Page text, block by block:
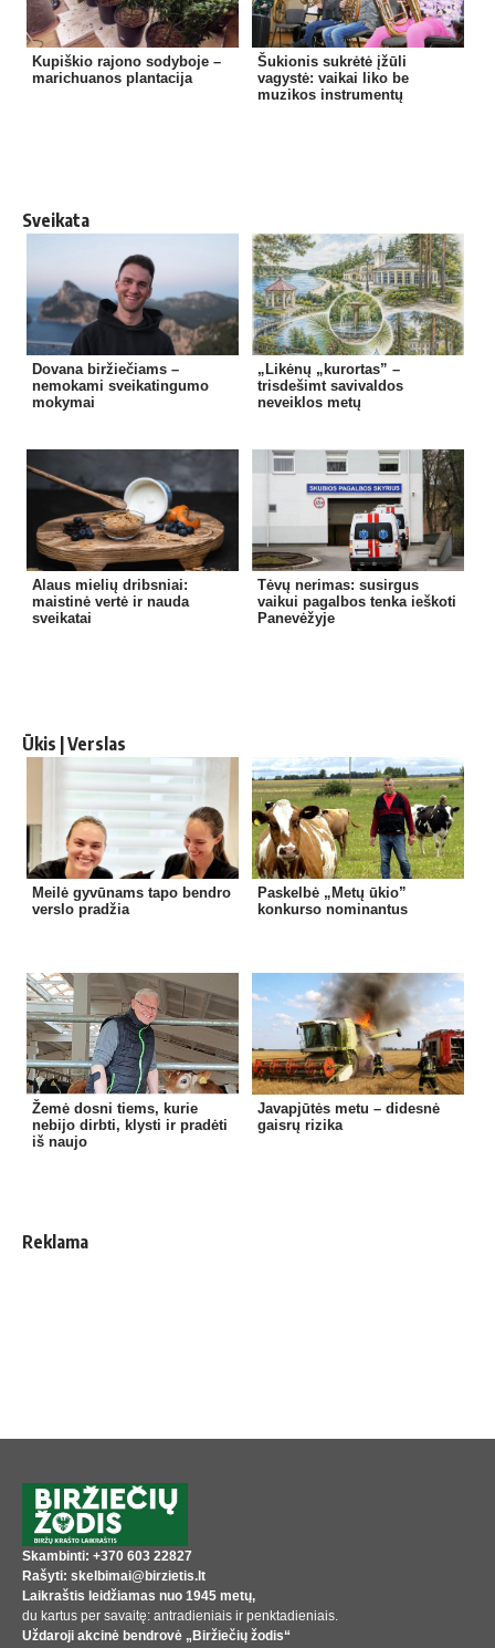
Kupiškio rajono sodyboje –
marichuanos plantacija
Šukionis sukrėtė įžūli
vagystė: vaikai liko be
muzikos instrumentų
Sveikata
Dovana biržiečiams –
nemokami sveikatingumo
mokymai
„Likėnų „kurortas” –
trisdešimt savivaldos
neveiklos metų
Alaus mielių dribsniai:
maistinė vertė ir nauda
sveikatai
Tėvų nerimas: susirgus
vaikui pagalbos tenka ieškoti
Panevėžyje
Ūkis | Verslas
Meilė gyvūnams tapo bendro
verslo pradžia
Paskelbė „Metų ūkio”
konkurso nominantus
Žemė dosni tiems, kurie
nebijo dirbti, klysti ir pradėti
iš naujo
Javapjūtės metu – didesnė
gaisrų rizika
Reklama
Skambinti: +370 603 22827
Rašyti: skelbimai@birzietis.lt
Laikraštis leidžiamas nuo 1945 metų,
du kartus per savaitę: antradieniais ir penktadieniais.
Uždaroji akcinė bendrovė „Biržiečių žodis“